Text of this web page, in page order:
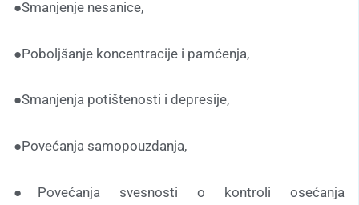
●Smanjenje nesanice,
●Poboljšanje koncentracije i pamćenja,
●Smanjenja potištenosti i depresije,
●Povećanja samopouzdanja,
●Povećanja svesnosti o kontroli osećanja